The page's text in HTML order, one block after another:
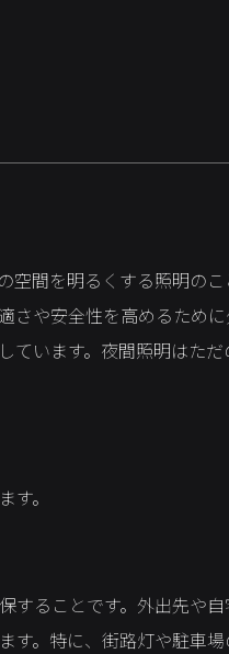
間を明るくする照明の
や安全性を高めるため
います。夜間照明はた
。
ることです。外出先や
。特に、街路灯や駐車場